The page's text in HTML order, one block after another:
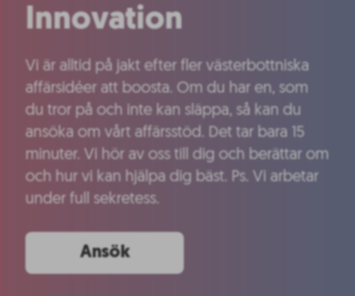
Innovation
Vi är alltid på jakt efter fler västerbottniska
affärsidéer att boosta. Om du har en, som
du tror på och inte kan släppa, så kan du
ansöka om vårt affärsstöd. Det tar bara 15
minuter. Vi hör av oss till dig och berättar om
och hur vi kan hjälpa dig bäst. Ps. Vi arbetar
under full sekretess.
Ansök